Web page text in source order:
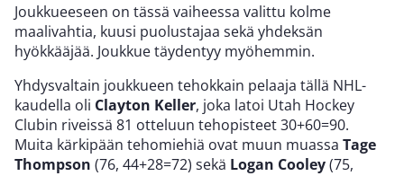
Joukkueeseen on tässä vaiheessa valittu kolme
maalivahtia, kuusi puolustajaa sekä yhdeksän
hyökkääjää. Joukkue täydentyy myöhemmin.
Yhdysvaltain joukkueen tehokkain pelaaja tällä NHL-
kaudella oli Clayton Keller, joka latoi Utah Hockey
Clubin riveissä 81 otteluun tehopisteet 30+60=90.
Muita kärkipään tehomiehiä ovat muun muassa Tage
Thompson (76, 44+28=72) sekä Logan Cooley(75,